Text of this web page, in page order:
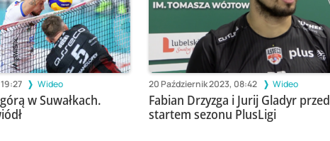
Wideo
w Suwałkach.
20 Październik 2023, 08:42 Wideo
Fabian Drzyzga i Jurij Gladyr przed
startem sezonu PlusLigi